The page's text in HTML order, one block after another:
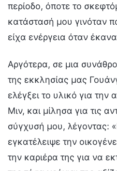
περίοδο, όποτε το
κατάστασή μου γινόταν
είχα ενέργεια όταν
Αργότερα, σε μια
της εκκλησίας μας
ελέγξει το υλικό για
Μιν, και μίλησα για τις
σύγχυσή μου, λέγοντας:
εγκατέλειψε την
την καριέρα της για να